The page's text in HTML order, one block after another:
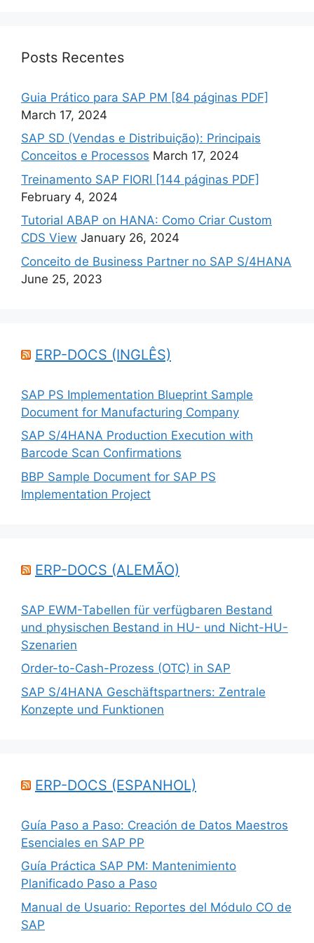
Posts Recentes
Guia Prático para SAP PM [84 páginas PDF]
March 17, 2024
SAP SD (Vendas e Distribuição): Principais
Conceitos e Processos March 17, 2024
Treinamento SAP FIORI [144 páginas PDF]
February 4, 2024
Tutorial ABAP on HANA: Como Criar Custom
CDS View January 26, 2024
Conceito de Business Partner no SAP S/4HANA
June 25, 2023
ERP-DOCS (INGLÊS)
SAP PS Implementation Blueprint Sample
Document for Manufacturing Company
SAP S/4HANA Production Execution with
Barcode Scan Confirmations
BBP Sample Document for SAP PS
Implementation Project
ERP-DOCS (ALEMÃO)
SAP EWM-Tabellen für verfügbaren Bestand
und physischen Bestand in HU- und Nicht-HU-
Szenarien
Order-to-Cash-Prozess (OTC) in SAP
SAP S/4HANA Geschäftspartners: Zentrale
Konzepte und Funktionen
ERP-DOCS (ESPANHOL)
Guía Paso a Paso: Creación de Datos Maestros
Esenciales en SAP PP
Guía Práctica SAP PM: Mantenimiento
Planificado Paso a Paso
Manual de Usuario: Reportes del Módulo CO de
SAP